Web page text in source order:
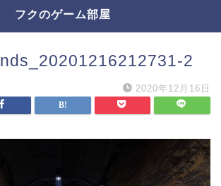
フクのゲーム部屋
2
2020年12月16日